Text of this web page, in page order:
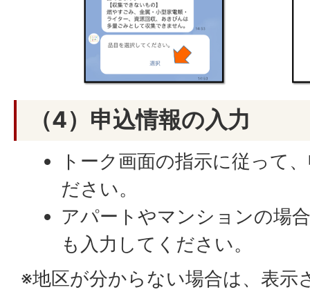
（4）申込情報の入力
トーク画面の指示に従って
ださい。
アパートやマンションの場
も入力してください。
※地区が分からない場合は、表示